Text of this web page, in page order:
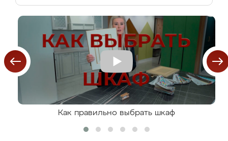
Как правильно выбрать шкаф